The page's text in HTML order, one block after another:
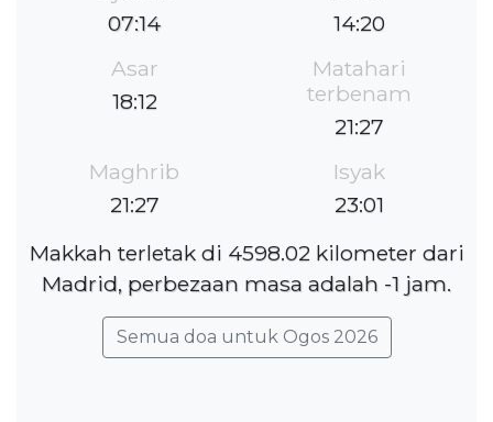
07:14
14:20
Asar
18:12
Matahari
terbenam
21:27
Maghrib
21:27
Isyak
23:01
Makkah terletak di 4598.02 kilometer dari
Madrid, perbezaan masa adalah -1 jam.
Semua doa untuk Ogos 2026